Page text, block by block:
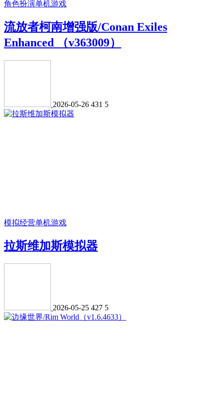
角色扮演单机游戏
流放者柯南增强版/Conan Exiles
Enhanced （v363009）
2026-05-26 431 5
模拟经营单机游戏
拉斯维加斯模拟器
2026-05-25 427 5